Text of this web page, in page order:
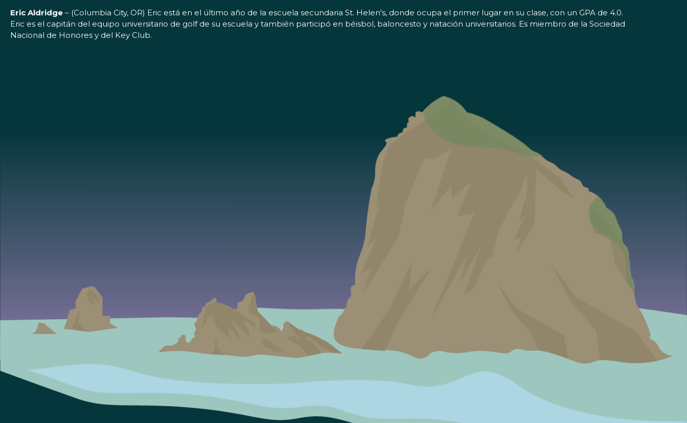
Eric Aldridge – (Columbia City, OR) Eric está en el último año de la escuela secundaria St. Helen's, donde ocupa el primer lugar en su clase, con un GPA de 4.0.
Eric es el capitán del equipo universitario de golf de su escuela y también participó en béisbol, baloncesto y natación universitarios. Es miembro de la Sociedad
Nacional de Honores y del Key Club.